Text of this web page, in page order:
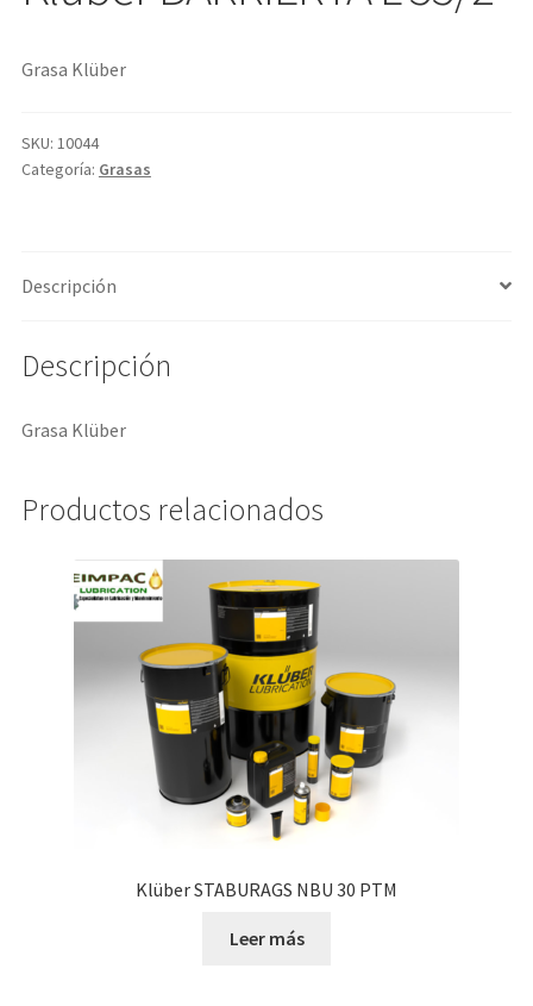
Grasa Klüber
SKU: 10044
Categoría: Grasas
Descripción
Descripción
Grasa Klüber
Productos relacionados
Klüber STABURAGS NBU 30 PTM
Leer más